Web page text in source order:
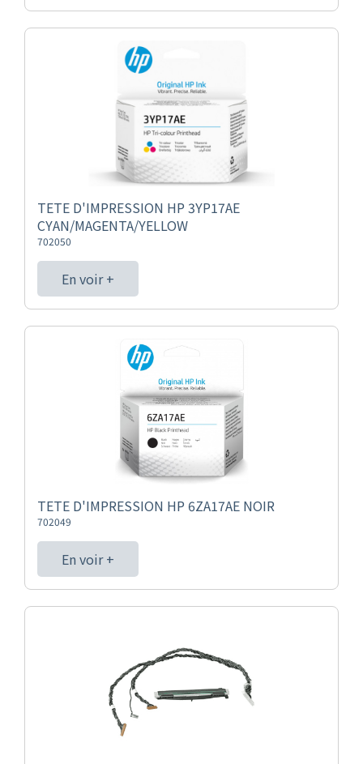
TETE D'IMPRESSION HP 3YP17AE
CYAN/MAGENTA/YELLOW
702050
En voir +
TETE D'IMPRESSION HP 6ZA17AE NOIR
702049
En voir +